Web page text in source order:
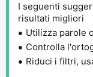
I seguenti
risultati migliori
Utilizza parole
Controlla
Riduci i filtri,